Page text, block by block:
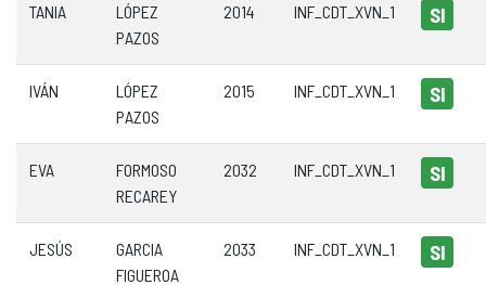
TANIA
LÓPEZ
PAZOS
2014 INF_CDT_XVN_1 SI
IVÁN
LÓPEZ
PAZOS
2015 INF_CDT_XVN_1 SI
EVA
FORMOSO
RECAREY
2032 INF_CDT_XVN_1 SI
JESÚS
GARCIA
FIGUEROA
2033 INF_CDT_XVN_1 SI